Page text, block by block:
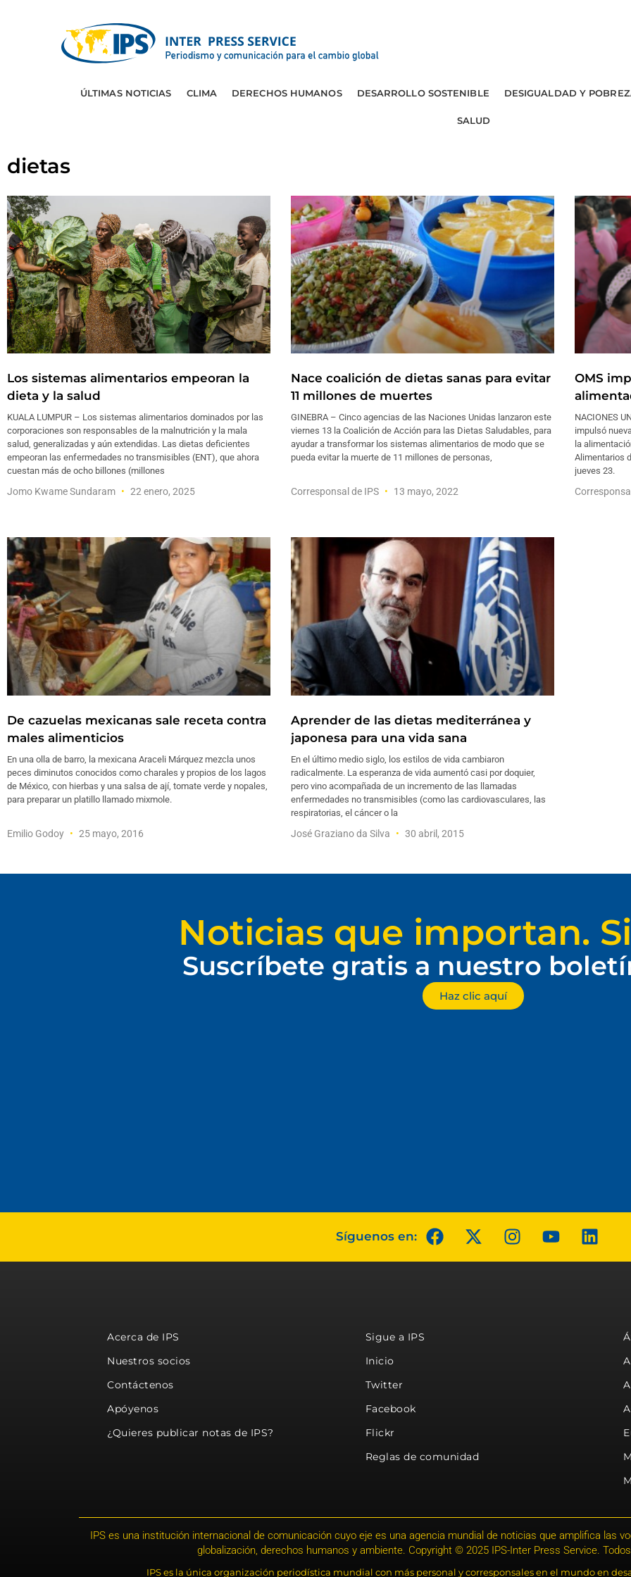
ÚLTIMAS NOTICIAS CLIMA DERECHOS HUMANOS DESARROLLO SOSTENIBLE DESIGUALDAD Y
SALUD
dietas
Los sistemas alimentarios empeoran la
dieta y la salud
KUALA LUMPUR – Los sistemas alimentarios dominados por las
corporaciones son responsables de la malnutrición y la mala
salud, generalizadas y aún extendidas. Las dietas deficientes
empeoran las enfermedades no transmisibles (ENT), que ahora
cuestan más de ocho billones (millones
Jomo Kwame Sundaram 22 enero, 2025
Nace coalición de dietas sanas para evitar
11 millones de muertes
GINEBRA – Cinco agencias de las Naciones Unidas lanzaron este
viernes 13 la Coalición de Acción para las Dietas Saludables, para
ayudar a transformar los sistemas alimentarios de modo que se
pueda evitar la muerte de 11 millones de personas,
Corresponsal de IPS 13 mayo, 2022
OMS
NACIONES
impulsó
la
Alimentarios
jueves 23.
De cazuelas mexicanas sale receta contra
males alimenticios
En una olla de barro, la mexicana Araceli Márquez mezcla unos
peces diminutos conocidos como charales y propios de los lagos
de México, con hierbas y una salsa de ají, tomate verde y nopales,
para preparar un platillo llamado mixmole.
Emilio Godoy 25 mayo, 2016
Aprender de las dietas mediterránea y
japonesa para una vida sana
En el último medio siglo, los estilos de vida cambiaron
radicalmente. La esperanza de vida aumentó casi por doquier,
pero vino acompañada de un incremento de las llamadas
enfermedades no transmisibles (como las cardiovasculares, las
respiratorias, el cáncer o la
José Graziano da Silva 30 abril, 2015
Noticias que importan.
Suscríbete gratis a nuestro
Haz clic aquí
Síguenos en:
Acerca de IPS
Nuestros socios
Contáctenos
Apóyenos
¿Quieres publicar notas de IPS?
Sigue a IPS
Inicio
Twitter
Facebook
Flickr
Reglas de comunidad
IPS es una institución internacional de comunicación cuyo eje es una agencia mundial de noticias que amplifica las
globalización, derechos humanos y ambiente. Copyright © 2025 IPS-Inter Press Service.
IPS es la única organización periodística mundial con más personal y corresponsales en el mundo en